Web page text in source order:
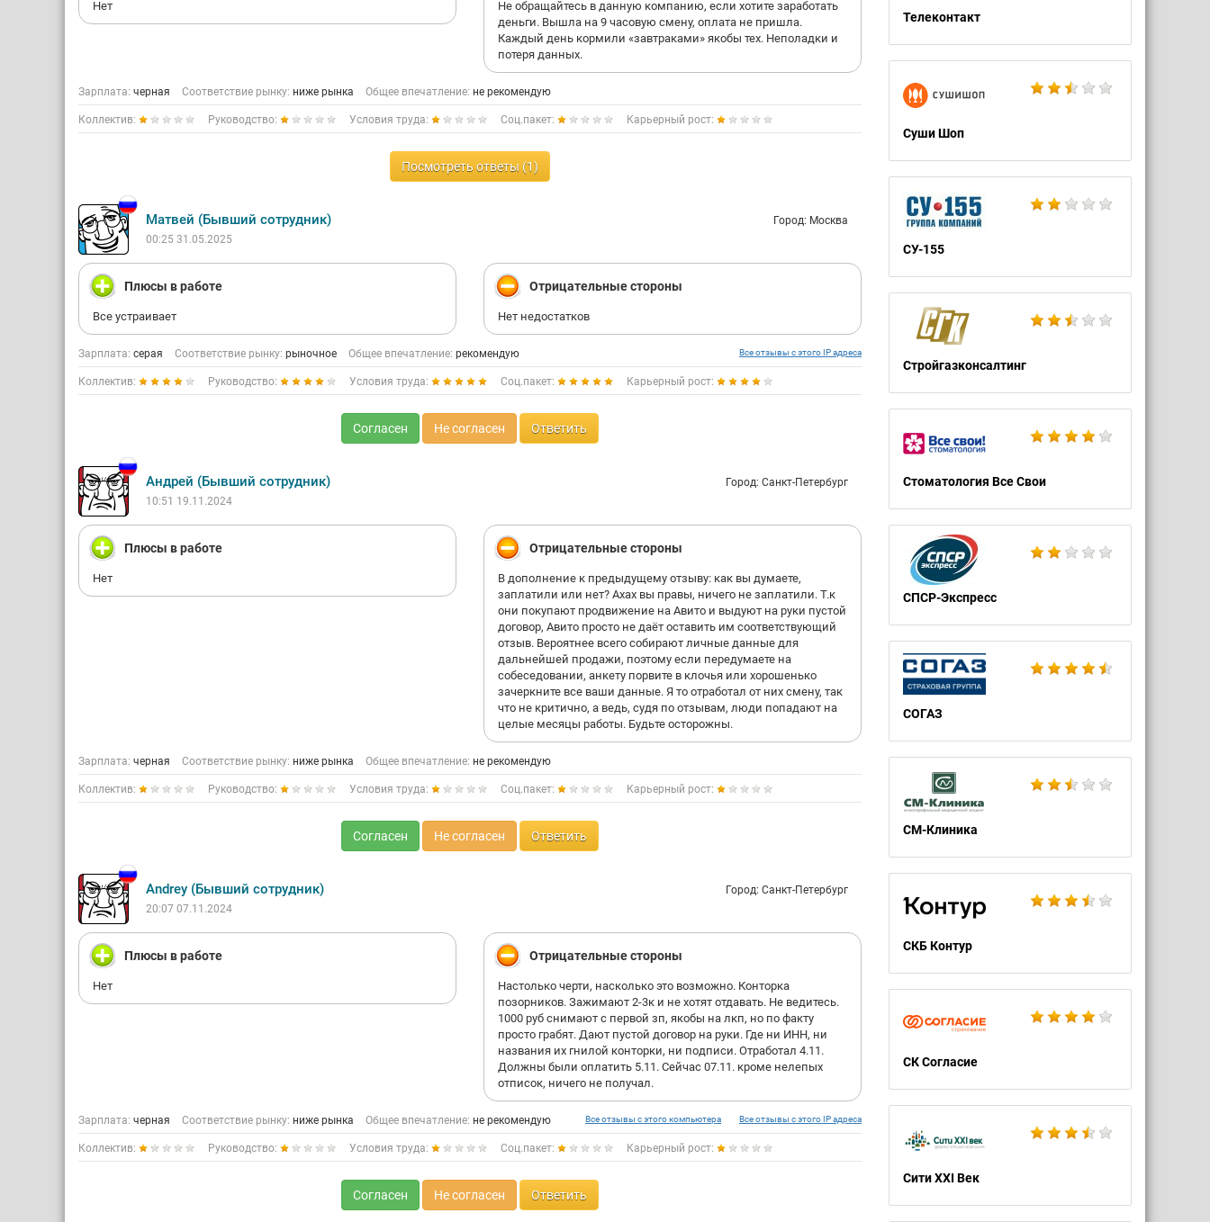
Телеконтакт
Суши Шоп
СУ-155
Стройгазконсалтинг
Стоматология Все Свои
СПСР-Экспресс
СОГАЗ
СМ-Клиника
СКБ Контур
СК Согласие
Сити XXI Век
Нет
Не обращайтесь в данную компанию, если хотите заработать
деньги. Вышла на 9 часовую смену, оплата не пришла.
Каждый день кормили «завтраками» якобы тех. Неполадки и
потеря данных.
Зарплата: черная Соответствие рынку: ниже рынка Общее впечатление: не рекомендую
Коллектив: Руководство: Условия труда: Соц.пакет: Карьерный рост:
Посмотреть ответы (1)
Матвей (Бывший сотрудник)
Город: Москва
00:25 31.05.2025
Плюсы в работе
Все устраивает
Отрицательные стороны
Нет недостатков
Зарплата: серая Соответствие рынку: рыночное Общее впечатление: рекомендую Все отзывы с этого IP адреса
Коллектив: Руководство: Условия труда: Соц.пакет: Карьерный рост:
Согласен Не согласен Ответить
Андрей (Бывший сотрудник)
Город: Санкт-Петербург
10:51 19.11.2024
Плюсы в работе
Нет
Отрицательные стороны
В дополнение к предыдущему отзыву: как вы думаете,
заплатили или нет? Ахах вы правы, ничего не заплатили. Т.к
они покупают продвижение на Авито и выдуют на руки пустой
договор, Авито просто не даёт оставить им соответствующий
отзыв. Вероятнее всего собирают личные данные для
дальнейшей продажи, поэтому если передумаете на
собеседовании, анкету порвите в клочья или хорошенько
зачеркните все ваши данные. Я то отработал от них смену, так
что не критично, а ведь, судя по отзывам, люди попадают на
целые месяцы работы. Будьте осторожны.
Зарплата: черная Соответствие рынку: ниже рынка Общее впечатление: не рекомендую
Коллектив: Руководство: Условия труда: Соц.пакет: Карьерный рост:
Согласен Не согласен Ответить
Andrey (Бывший сотрудник)
Город: Санкт-Петербург
20:07 07.11.2024
Плюсы в работе
Нет
Отрицательные стороны
Настолько черти, насколько это возможно. Конторка
позорников. Зажимают 2-3к и не хотят отдавать. Не ведитесь.
1000 руб снимают с первой зп, якобы на лкп, но по факту
просто грабят. Дают пустой договор на руки. Где ни ИНН, ни
названия их гнилой конторки, ни подписи. Отработал 4.11.
Должны были оплатить 5.11. Сейчас 07.11. кроме нелепых
отписок, ничего не получал.
Зарплата: черная Соответствие рынку: ниже рынка Общее впечатление: не рекомендую Все отзывы с этого IP адреса
Все отзывы с этого компьютера
Коллектив: Руководство: Условия труда: Соц.пакет: Карьерный рост:
Согласен Не согласен Ответить